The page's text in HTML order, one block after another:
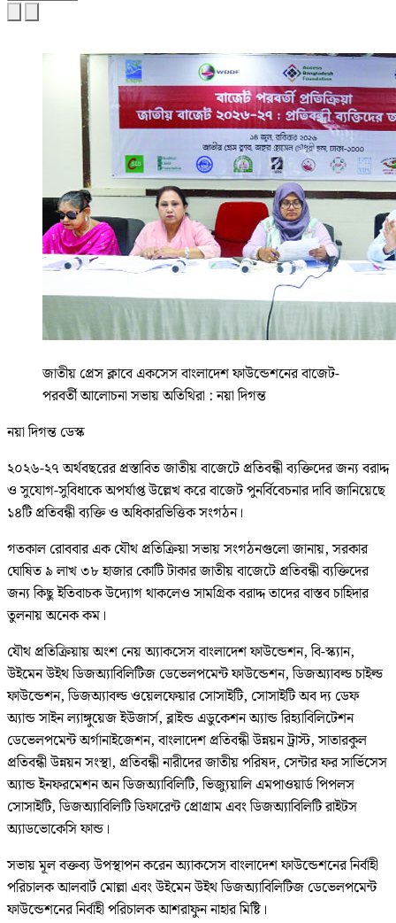
জাতীয় প্রেস ক্লাবে একসেস বাংলাদেশ ফাউন্ডেশনের বাজেট-
পরবর্তী আলোচনা সভায় অতিথিরা : নয়া দিগন্ত
নয়া দিগন্ত ডেস্ক
২০২৬-২৭ অর্থবছরের প্রস্তাবিত জাতীয় বাজেটে প্রতিবন্ধী ব্যক্তিদের জন্য বরাদ্দ
ও সুযোগ-সুবিধাকে অপর্যাপ্ত উল্লেখ করে বাজেট পুনর্বিবেচনার দাবি জানিয়েছে
১৪টি প্রতিবন্ধী ব্যক্তি ও অধিকারভিত্তিক সংগঠন।
গতকাল রোববার এক যৌথ প্রতিক্রিয়া সভায় সংগঠনগুলো জানায়, সরকার
ঘোষিত ৯ লাখ ৩৮ হাজার কোটি টাকার জাতীয় বাজেটে প্রতিবন্ধী ব্যক্তিদের
জন্য কিছু ইতিবাচক উদ্যোগ থাকলেও সামগ্রিক বরাদ্দ তাদের বাস্তব চাহিদার
তুলনায় অনেক কম।
যৌথ প্রতিক্রিয়ায় অংশ নেয় অ্যাকসেস বাংলাদেশ ফাউন্ডেশন, বি-স্ক্যান,
উইমেন উইথ ডিজঅ্যাবিলিটিজ ডেভেলপমেন্ট ফাউন্ডেশন, ডিজঅ্যাবল্ড চাইল্ড
ফাউন্ডেশন, ডিজঅ্যাবল্ড ওয়েলফেয়ার সোসাইটি, সোসাইটি অব দ্য ডেফ
অ্যান্ড সাইন ল্যাঙ্গুয়েজ ইউজার্স, ব্লাইন্ড এডুকেশন অ্যান্ড রিহ্যাবিলিটেশন
ডেভেলপমেন্ট অর্গানাইজেশন, বাংলাদেশ প্রতিবন্ধী উন্নয়ন ট্রাস্ট, সাতারকুল
প্রতিবন্ধী উন্নয়ন সংস্থা, প্রতিবন্ধী নারীদের জাতীয় পরিষদ, সেন্টার ফর সার্ভিসেস
অ্যান্ড ইনফরমেশন অন ডিজঅ্যাবিলিটি, ভিজ্যুয়ালি এমপাওয়ার্ড পিপলস
সোসাইটি, ডিজঅ্যাবিলিটি ডিফারেন্ট প্রোগ্রাম এবং ডিজঅ্যাবিলিটি রাইটস
অ্যাডভোকেসি ফান্ড।
সভায় মূল বক্তব্য উপস্থাপন করেন অ্যাকসেস বাংলাদেশ ফাউন্ডেশনের নির্বাহী
পরিচালক আলবার্ট মোল্লা এবং উইমেন উইথ ডিজঅ্যাবিলিটিজ ডেভেলপমেন্ট
ফাউন্ডেশনের নির্বাহী পরিচালক আশরাফুন নাহার মিষ্টি।